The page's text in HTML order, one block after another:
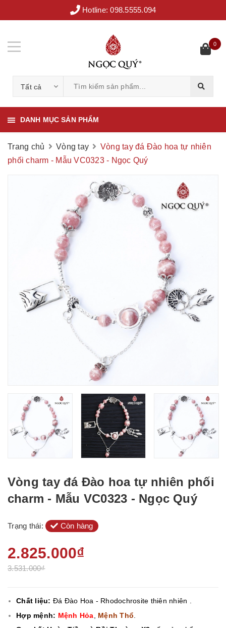
Hotline:098.5555.094
Tất cả
0
DANH MỤC SẢN PHẨM
Trang chủ Vòng tay
Vòng tay đá Đào hoa tự nhiên
phối charm - Mẫu VC0323 - Ngọc Quý
Vòng tay đá Đào hoa tự nhiên phối
charm - Mẫu VC0323 - Ngọc Quý
Trạng thái: Còn hàng
2.825.000₫
3.531.000₫
Chất liệu: Đá Đào Hoa - Rhodochrosite thiên nhiên .
Hợp mệnh: Mệnh Hỏa Mệnh Thổ